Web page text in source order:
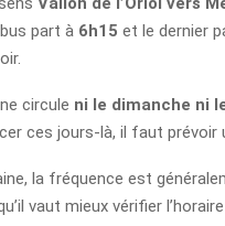
part à 6h15 et le dernier
circule ni le dimanche ni
ces jours-là, il faut
la fréquence est
vaut mieux vérifier